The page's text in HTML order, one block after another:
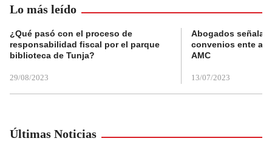
Lo más leído
¿Qué pasó con el proceso de
responsabilidad fiscal por el parque
biblioteca de Tunja?
29/08/2023
Abogados
convenios ente
AMC
13/07/2023
Últimas Noticias